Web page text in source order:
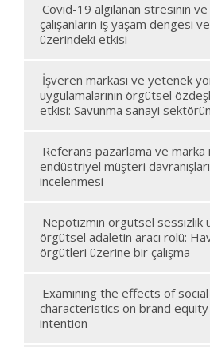
Covid-19 algılanan stresinin
çalışanların iş yaşam dengesi
üzerindeki etkisi
İşveren markası ve yetenek
uygulamalarının örgütsel
etkisi: Savunma sanayi
Referans pazarlama ve marka
endüstriyel müşteri
incelenmesi
Nepotizmin örgütsel sessizlik
örgütsel adaletin aracı rolü:
örgütleri üzerine bir çalışma
Examining the effects of
characteristics on brand
intention